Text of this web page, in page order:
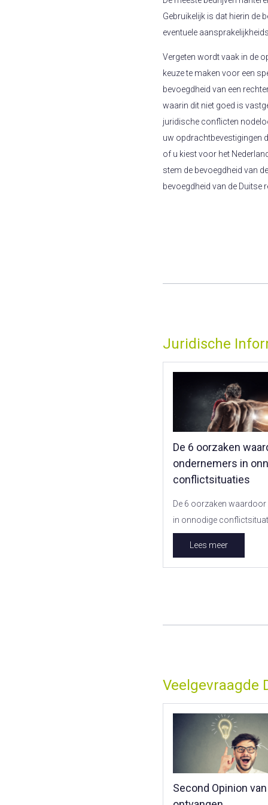
Gebruikelijk is dat hierin de
eventuele
Vergeten wordt vaak in de
keuze te maken voor een
bevoegdheid van een
waarin dit niet goed is
juridische conflicten
uw opdrachtbevestigingen
of u kiest voor het
stem de bevoegdheid van
bevoegdheid van de Duitse
Juridische
De 6 oorzaken
ondernemers in
conflictsituaties
De 6 oorzaken
in onnodige
Lees meer
Veelgevraagde
Second Opinion